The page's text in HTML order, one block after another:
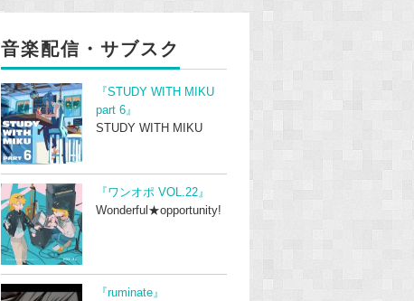
音楽配信・サブスク
『STUDY WITH MIKU
part 6』
STUDY WITH MIKU
『ワンオポ VOL.22』
Wonderful★opportunity!
『ruminate』